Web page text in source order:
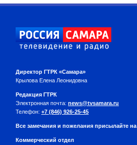
Директор ГТРК «Самара»
Крылова Елена Леонидовна
Редакция ГТРК
Электронная почта: news@tvsamara.ru
Телефон: +7 (846) 926-25-45
Все замечания и пожелания присылайте на
Коммерческий отдел